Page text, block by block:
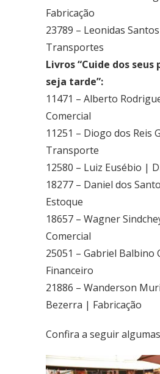
Fabricação
23789 – Leonidas
Transportes
Livros “Cuide dos seus
seja tarde”:
11471 – Alberto
Comercial
11251 – Diogo dos Reis
Transporte
12580 – Luiz Eusébio |
18277 – Daniel dos
Estoque
18657 – Wagner
Comercial
25051 – Gabriel Balbino
Financeiro
21886 – Wanderson
Bezerra | Fabricação
Confira a seguir